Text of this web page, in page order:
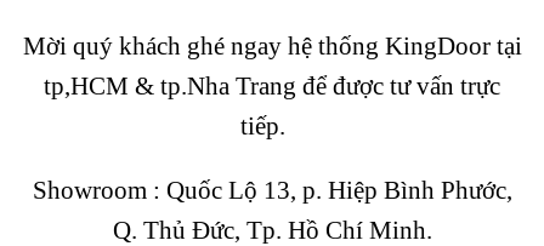
Mời quý khách ghé ngay hệ thống KingDoortại
tp,HCM & tp.Nha Trang để được tư vấn trực
tiếp.
Showroom : Quốc Lộ 13, p. Hiệp Bình Phước,
Q. Thủ Đức, Tp. Hồ Chí Minh.